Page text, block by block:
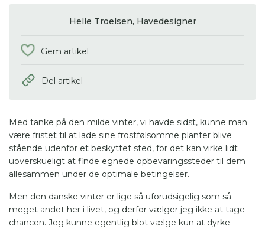
Med tanke på den milde vinter, vi havde sidst, kunne man
være fristet til at lade sine frostfølsomme planter blive
stående udenfor et beskyttet sted, for det kan virke lidt
uoverskueligt at finde egnede opbevaringssteder til dem
allesammen under de optimale betingelser.
Men den danske vinter er lige så uforudsigelig som så
meget andet her i livet, og derfor vælger jeg ikke at tage
chancen. Jeg kunne egentlig blot vælge kun at dyrke
Helle Troelsen, Havedesigner
Gem artikel
Del artikel